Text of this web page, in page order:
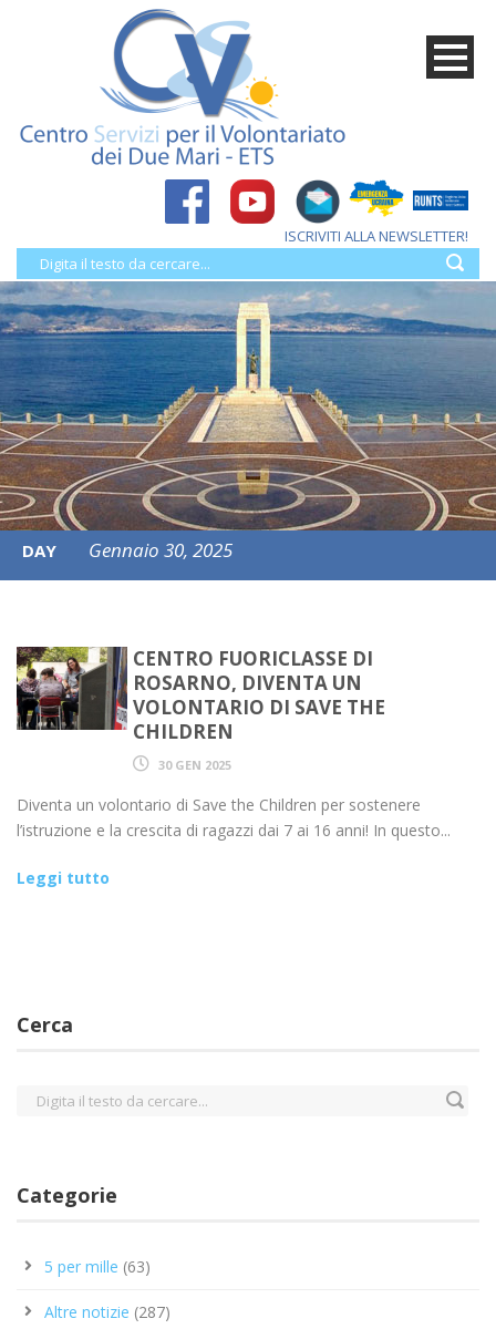
ISCRIVITI ALLA NEWSLETTER!
DAY Gennaio 30, 2025
CENTRO FUORICLASSE DI
ROSARNO, DIVENTA UN
VOLONTARIO DI SAVE THE
CHILDREN
30 GEN 2025
Diventa un volontario di Save the Children per sostenere
l’istruzione e la crescita di ragazzi dai 7 ai 16 anni! In questo...
Leggi tutto
Cerca
Categorie
5 per mille (63)
Altre notizie (287)